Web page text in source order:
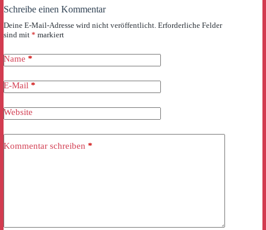
Schreibe einen Kommentar
Deine E-Mail-Adresse wird nicht veröffentlicht. Erforderliche Felder
sind mit * markiert
Name *
E-Mail *
Website
Kommentar schreiben *